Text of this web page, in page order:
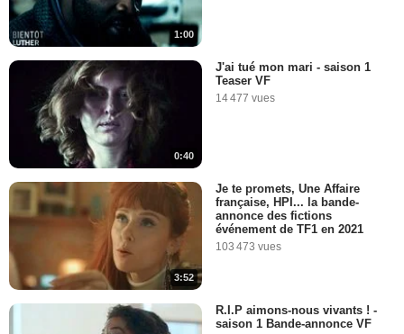
1:00
0:40
J'ai tué mon mari - saison 1
Teaser VF
14 477 vues
3:52
Je te promets, Une Affaire
française, HPI... la bande-
annonce des fictions
événement de TF1 en 2021
103 473 vues
R.I.P aimons-nous vivants ! -
saison 1 Bande-annonce VF